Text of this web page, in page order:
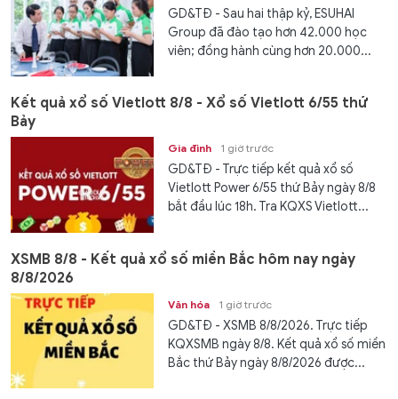
GD&TĐ - Sau hai thập kỷ, ESUHAI
Group đã đào tạo hơn 42.000 học
viên; đồng hành cùng hơn 20.000...
Kết quả xổ số Vietlott 8/8 - Xổ số Vietlott 6/55 thứ
Bảy
Gia đình 1 giờ trước
GD&TĐ - Trực tiếp kết quả xổ số
Vietlott Power 6/55 thứ Bảy ngày 8/8
bắt đầu lúc 18h. Tra KQXS Vietlott...
XSMB 8/8 - Kết quả xổ số miền Bắc hôm nay ngày
8/8/2026
Văn hóa 1 giờ trước
GD&TĐ - XSMB 8/8/2026. Trực tiếp
KQXSMB ngày 8/8. Kết quả xổ số miền
Bắc thứ Bảy ngày 8/8/2026 được...